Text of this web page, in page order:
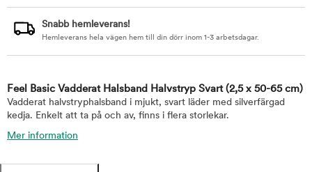
Snabb hemleverans!
Hemleverans hela vägen hem till din dörr inom 1-3 arbetsdagar.
Feel Basic Vadderat Halsband Halvstryp Svart (2,5 x 50-65 cm)
Vadderat halvstryphalsband i mjukt, svart läder med silverfärgad
kedja. Enkelt att ta på och av, finns i flera storlekar.
Mer information